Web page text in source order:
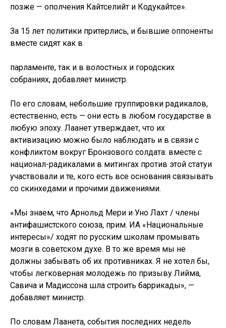
позже — ополчения Кайтселийт и Кодукайтсе».
За 15 лет политики притерлись, и бывшие оппоненты
вместе сидят как в
парламенте, так и в волостных и городских
собраниях, добавляет министр.
По его словам, небольшие группировки радикалов,
естественно, есть — они есть в любом государстве в
любую эпоху. Лаанет утверждает, что их
активизацию можно было наблюдать и в связи с
конфликтом вокруг Бронзового солдата: вместе с
национал-радикалами в митингах против этой статуи
участвовали и те, кого есть все основания связывать
со скинхедами и прочими движениями.
«Мы знаем, что Арнольд Мери и Уно Лахт / члены
антифашистского союза, прим. ИА «Национальные
интересы»/ ходят по русским школам промывать
мозги в советском духе. В то же время мы не
должны забывать об их противниках. Я не хотел бы,
чтобы легковерная молодежь по призыву Лийма,
Савича и Мадиссона шла строить баррикады», —
добавляет министр.
По словам Лаанета, события последних недель